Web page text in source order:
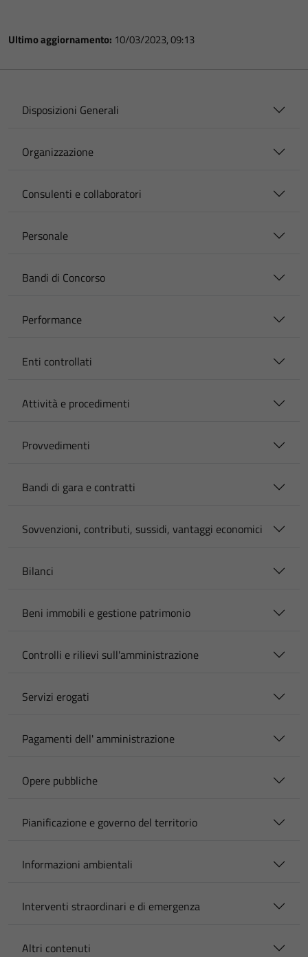
Ultimo aggiornamento: 10/03/2023, 09:13
Disposizioni Generali
Organizzazione
Consulenti e collaboratori
Personale
Bandi di Concorso
Performance
Enti controllati
Attività e procedimenti
Provvedimenti
Bandi di gara e contratti
Sovvenzioni, contributi, sussidi, vantaggi economici
Bilanci
Beni immobili e gestione patrimonio
Controlli e rilievi sull'amministrazione
Servizi erogati
Pagamenti dell' amministrazione
Opere pubbliche
Pianificazione e governo del territorio
Informazioni ambientali
Interventi straordinari e di emergenza
Altri contenuti